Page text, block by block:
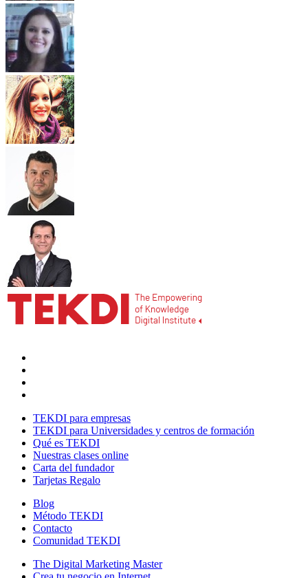
TEKDI para empresas
TEKDI para Universidades y centros de formación
Qué es TEKDI
Nuestras clases online
Carta del fundador
Tarjetas Regalo
Blog
Método TEKDI
Contacto
Comunidad TEKDI
The Digital Marketing Master